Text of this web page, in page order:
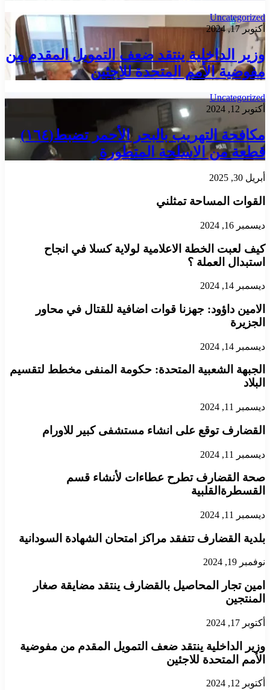
Uncategorized
أكتوبر 17, 2024
وزير الداخلية ينتقد ضعف التمويل المقدم من
مفوضية الأمم المتحدة للاجئين
Uncategorized
أكتوبر 12, 2024
مكافحة التهريب بالبحر الأحمر تضبط(١٦٤)
قطعة من الاسلحة المتطورة
أبريل 30, 2025
القوات المساحة تمثلني
ديسمبر 16, 2024
كيف لعبت الخطة الاعلامية لولاية كسلا في انجاح
استبدال العملة ؟
ديسمبر 14, 2024
الامين داؤود: جهزنا قوات اضافية للقتال في محاور
الجزيرة
ديسمبر 14, 2024
الجبهة الشعبية المتحدة: حكومة المنفى مخطط لتقسيم
البلاد
ديسمبر 11, 2024
القضارف توقع على انشاء مستشفى كبير للاورام
ديسمبر 11, 2024
صحة القضارف تطرح عطاءات لأنشاء قسم
القسطرةالقلبية
ديسمبر 11, 2024
بلدية القضارف تتفقد مراكز امتحان الشهادة السودانية
نوفمبر 19, 2024
امين تجار المحاصيل بالقضارف ينتقد مضايقة صغار
المنتجين
أكتوبر 17, 2024
وزير الداخلية ينتقد ضعف التمويل المقدم من مفوضية
الأمم المتحدة للاجئين
أكتوبر 12, 2024